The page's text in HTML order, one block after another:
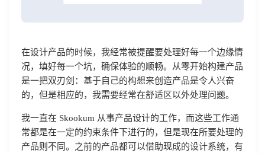
在设计产品的时候，我经常被提醒要处理好每一个边缘情
况，填好每一个坑，确保体验的顺畅。从零开始构建产品
是一把双刃剑：基于自己的构想来创造产品是令人兴奋
的，但是相应的，我需要经常在舒适区以外处理问题。
我一直在 Skookum 从事产品设计的工作，而这些工作通
常都是在一定的约束条件下进行的，但是现在所要处理的
产品则不同。之前的产品都可以借助现成的设计系统，有